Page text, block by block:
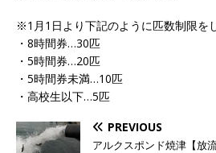
※1月1日より下記のように匹数制限を
・8時間券…30匹
・5時間券…20匹
・5時間券未満…10匹
・高校生以下…5匹
PREVIOUS
アルクスポンド焼津【放流